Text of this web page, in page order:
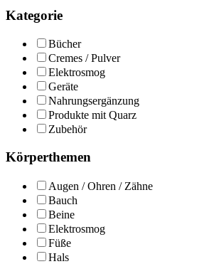
Kategorie
Bücher
Cremes / Pulver
Elektrosmog
Geräte
Nahrungsergänzung
Produkte mit Quarz
Zubehör
Körperthemen
Augen / Ohren / Zähne
Bauch
Beine
Elektrosmog
Füße
Hals